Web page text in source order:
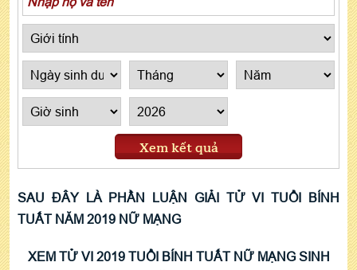
Xem kết quả
SAU ĐÂY LÀ PHẦN LUẬN GIẢI TỬ VI TUỔI BÍNH
TUẤT NĂM 2019 NỮ MẠNG
XEM TỬ VI 2019 TUỔI BÍNH TUẤT NỮ MẠNG SINH